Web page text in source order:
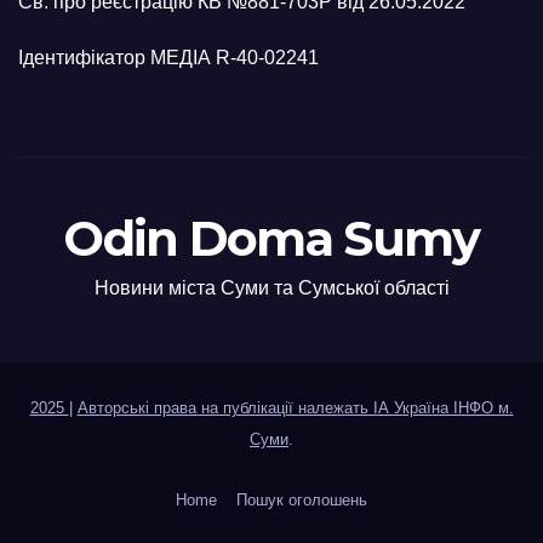
Ідентифікатор МЕДІА R-40-02241
Odin Doma Sumy
Новини міста Суми та Сумської області
2025
Авторські права на публікації належать ІА Україна ІНФО м.
Суми.
Home Пошук оголошень